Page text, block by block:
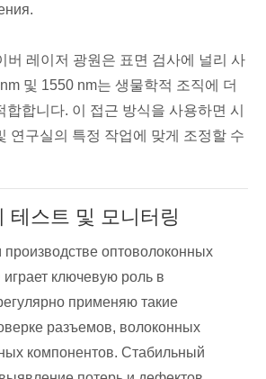
버 레이저 광원은 표면 검사에 널리 사
및 1550 nm는 생물학적 조직에 더
합합니다. 이 접근 방식을 사용하면 시
연구실의 특정 작업에 맞게 조정할 수
테스트 및 모니터링
оптоволоконных
ключевую роль в
применяю такие
разъемов, волоконных
компонентов. Стабильный